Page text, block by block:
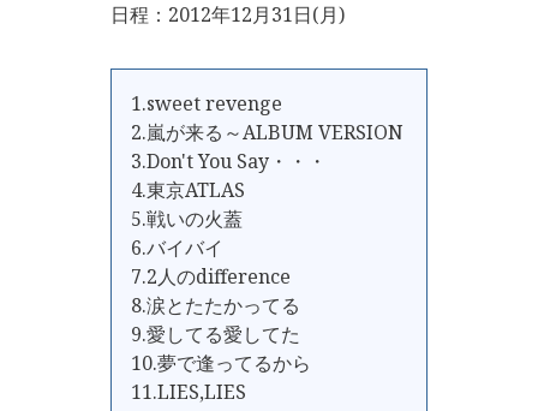
日程：2012年12月31日(月)
1.sweet revenge
2.嵐が来る～ALBUM VERSION
3.Don't You Say・・・
4.東京ATLAS
5.戦いの火蓋
6.バイバイ
7.2人のdifference
8.涙とたたかってる
9.愛してる愛してた
10.夢で逢ってるから
11.LIES,LIES